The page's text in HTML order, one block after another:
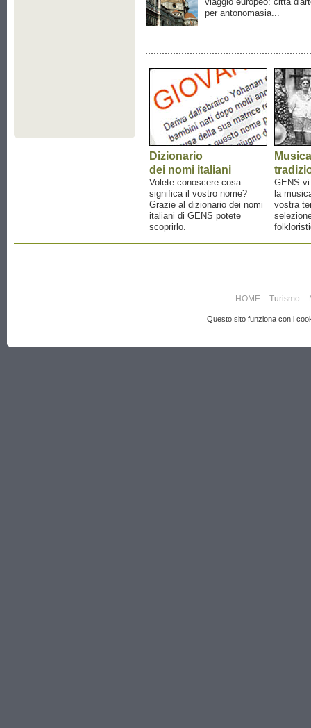
per antonomasia...
Dizionario
dei nomi italiani
Volete conoscere cosa
significa il vostro nome?
Grazie al dizionario dei nomi
italiani di GENS potete
scoprirlo.
Musica
GENS
la
vostra
HOME Turismo
Questo sito funziona con i